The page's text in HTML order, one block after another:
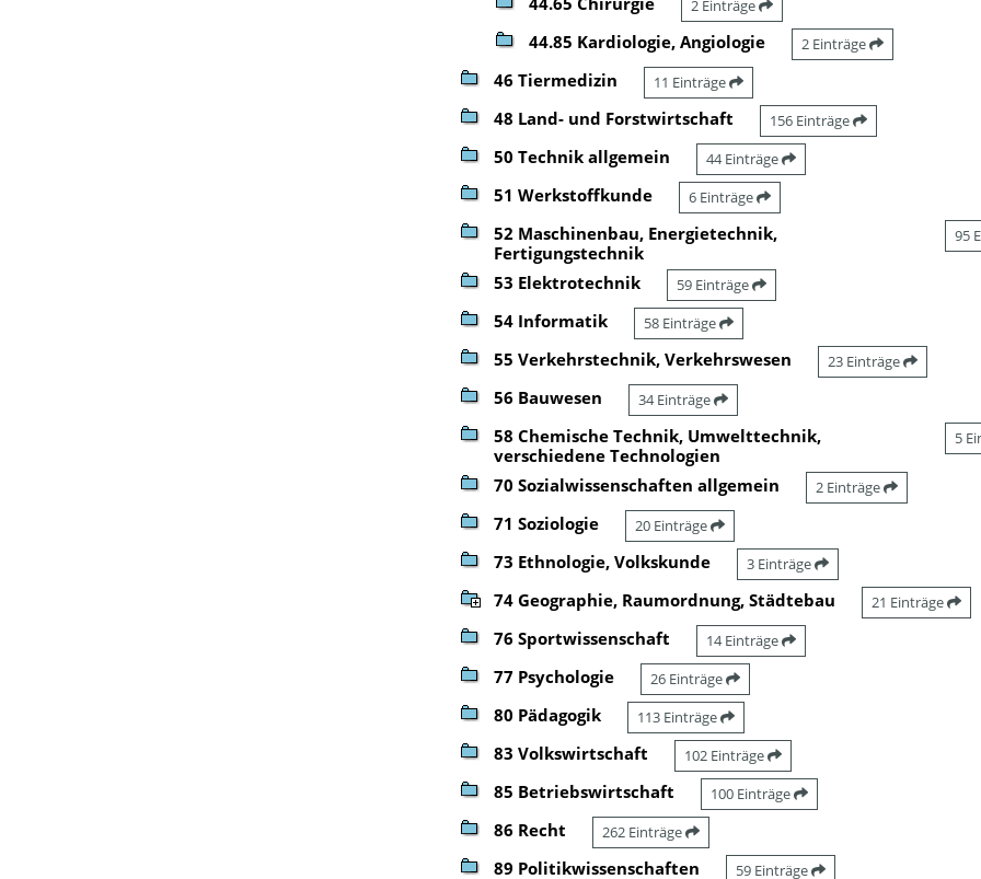
2 Einträge
44.85 Kardiologie, Angiologie 2 Einträge
46 Tiermedizin 11 Einträge
48 Land- und Forstwirtschaft 156 Einträge
50 Technik allgemein 44 Einträge
51 Werkstoffkunde 6 Einträge
52 Maschinenbau, Energietechnik,
Fertigungstechnik
95
53 Elektrotechnik 59 Einträge
54 Informatik 58 Einträge
55 Verkehrstechnik, Verkehrswesen 23 Einträge
56 Bauwesen 34 Einträge
58 Chemische Technik, Umwelttechnik,
verschiedene Technologien
5
70 Sozialwissenschaften allgemein 2 Einträge
71 Soziologie 20 Einträge
73 Ethnologie, Volkskunde 3 Einträge
74 Geographie, Raumordnung, Städtebau 21 Einträge
76 Sportwissenschaft 14 Einträge
77 Psychologie 26 Einträge
80 Pädagogik 113 Einträge
83 Volkswirtschaft 102 Einträge
85 Betriebswirtschaft 100 Einträge
86 Recht 262 Einträge
89 Politikwissenschaften 59 Einträge